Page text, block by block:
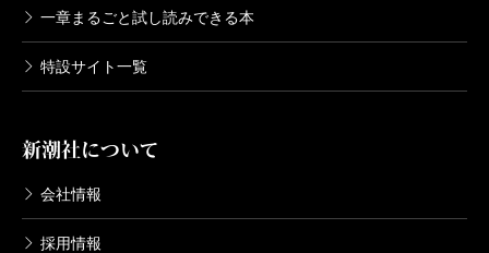
一章まるごと試し読みできる本
特設サイト一覧
新潮社について
会社情報
採用情報